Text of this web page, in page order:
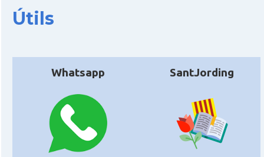
Útils
Whatsapp SantJording